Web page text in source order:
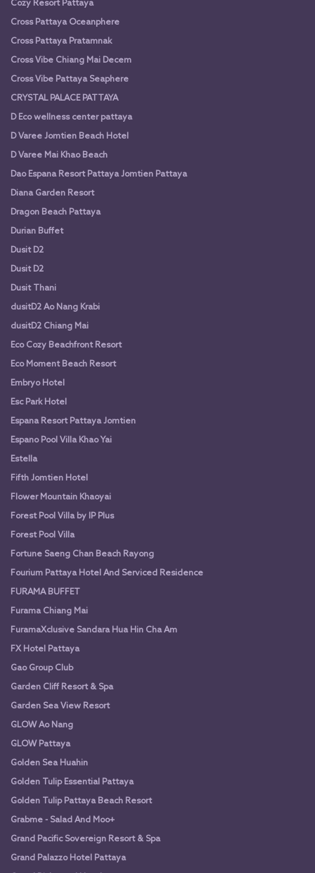
Cozy Resort Pattaya
Cross Pattaya Oceanphere
Cross Pattaya Pratamnak
Cross Vibe Chiang Mai Decem
Cross Vibe Pattaya Seaphere
CRYSTAL PALACE PATTAYA
D Eco wellness center pattaya
D Varee Jomtien Beach Hotel
D Varee Mai Khao Beach
Dao Espana Resort Pattaya Jomtien Pattaya
Diana Garden Resort
Dragon Beach Pattaya
Durian Buffet
Dusit D2
Dusit D2
Dusit Thani
dusitD2 Ao Nang Krabi
dusitD2 Chiang Mai
Eco Cozy Beachfront Resort
Eco Moment Beach Resort
Embryo Hotel
Esc Park Hotel
Espana Resort Pattaya Jomtien
Espano Pool Villa Khao Yai
Estella
Fifth Jomtien Hotel
Flower Mountain Khaoyai
Forest Pool Villa by IP Plus
Forest Pool Villa
Fortune Saeng Chan Beach Rayong
Fourium Pattaya Hotel And Serviced Residence
FURAMA BUFFET
Furama Chiang Mai
FuramaXclusive Sandara Hua Hin Cha Am
FX Hotel Pattaya
Gao Group Club
Garden Cliff Resort & Spa
Garden Sea View Resort
GLOW Ao Nang
GLOW Pattaya
Golden Sea Huahin
Golden Tulip Essential Pattaya
Golden Tulip Pattaya Beach Resort
Grabme - Salad And Moo+
Grand Pacific Sovereign Resort & Spa
Grand Palazzo Hotel Pattaya